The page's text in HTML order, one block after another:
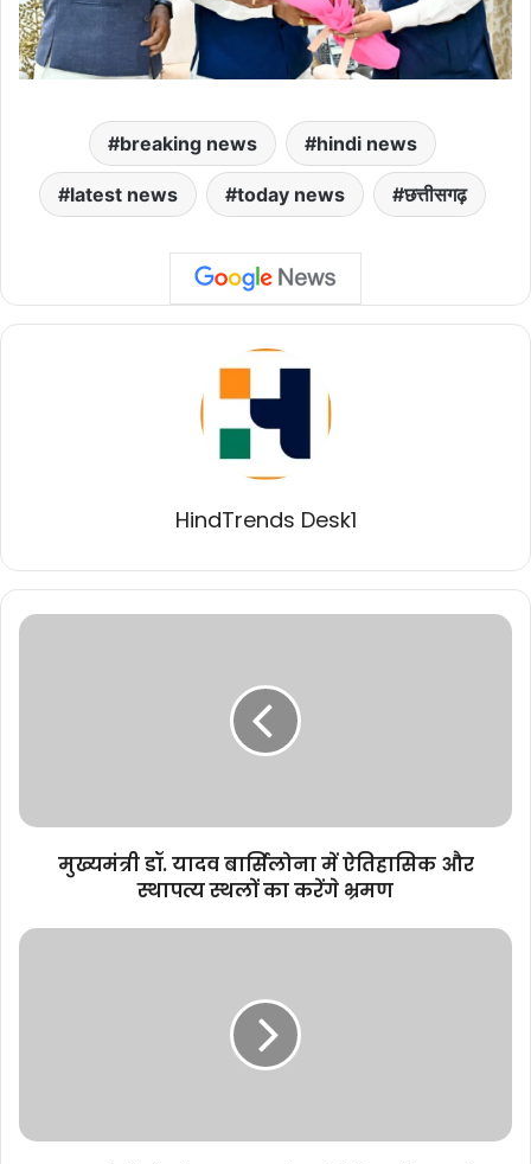
breaking news hindi news
latest news today news छत्तीसगढ़
HindTrends Desk1
मुख्यमंत्री
स्थलों
मुख्यमंत्री डॉ. यादव बार्सिलोना में ऐतिहासिक और
स्थापत्य स्थलों का करेंगे भ्रमण
मुख्यमंत्री
भारतीयों